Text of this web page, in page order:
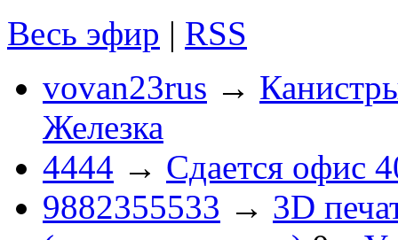
Весь эфир | RSS
vovan23rus →
Железка
4444 → Сдается офис
9882355533 → 3D